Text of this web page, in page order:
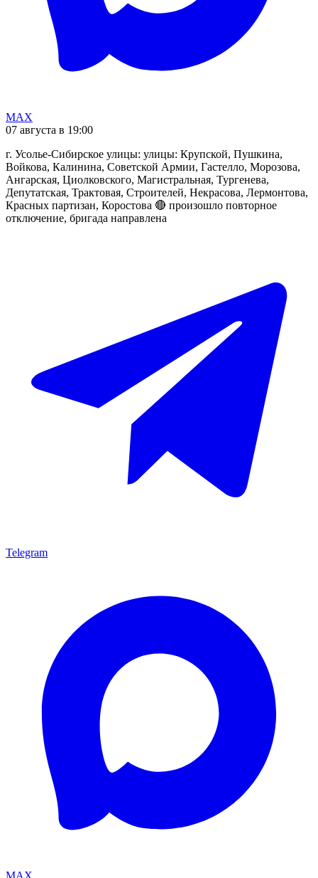
MAX
07 августа в 19:00
г. Усолье-Сибирское улицы: улицы: Крупской, Пушкина,
Войкова, Калинина, Советской Армии, Гастелло, Морозова,
Ангарская, Циолковского, Магистральная, Тургенева,
Депутатская, Трактовая, Строителей, Некрасова, Лермонтова,
Красных партизан, Коростова 🔴 произошло повторное
отключение, бригада направлена
Telegram